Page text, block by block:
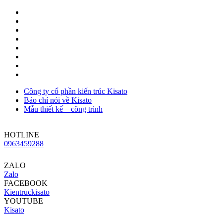
Công ty cổ phần kiến trúc Kisato
Báo chí nói về Kisato
Mẫu thiết kế – công trình
HOTLINE
0963459288
ZALO
Zalo
FACEBOOK
Kientruckisato
YOUTUBE
Kisato